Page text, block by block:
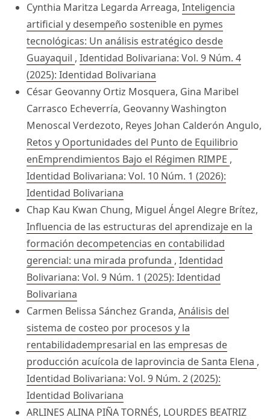
Cynthia Maritza Legarda Arreaga, Inteligencia
artificial y desempeño sostenible en pymes
tecnológicas: Un análisis estratégico desde
Guayaquil , Identidad Bolivariana: Vol. 9 Núm. 4
(2025): Identidad Bolivariana
César Geovanny Ortiz Mosquera, Gina Maribel
Carrasco Echeverría, Geovanny Washington
Menoscal Verdezoto, Reyes Johan Calderón Angulo,
Retos y Oportunidades del Punto de Equilibrio
enEmprendimientos Bajo el Régimen RIMPE ,
Identidad Bolivariana: Vol. 10 Núm. 1 (2026):
Identidad Bolivariana
Chap Kau Kwan Chung, Miguel Ángel Alegre Brítez,
Influencia de las estructuras del aprendizaje en la
formación decompetencias en contabilidad
gerencial: una mirada profunda , Identidad
Bolivariana: Vol. 9 Núm. 1 (2025): Identidad
Bolivariana
Carmen Belissa Sánchez Granda, Análisis del
sistema de costeo por procesos y la
rentabilidadempresarial en las empresas de
producción acuícola de laprovincia de Santa Elena ,
Identidad Bolivariana: Vol. 9 Núm. 2 (2025):
Identidad Bolivariana
ARLINES ALINA PIÑA TORNÉS, LOURDES BEATRIZ